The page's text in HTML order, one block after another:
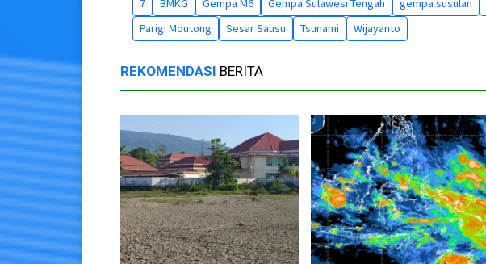
7 BMKG Gempa M6 Gempa Sulawesi Tengah gempa susulan
Parigi Moutong
Sesar Sausu Tsunami Wijayanto
REKOMENDASI BERITA